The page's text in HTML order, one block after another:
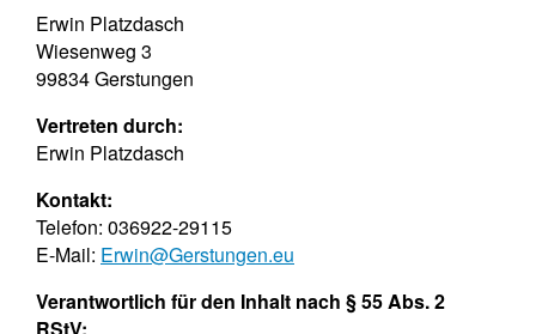
Erwin Platzdasch
Wiesenweg 3
99834 Gerstungen
Vertreten durch:
Erwin Platzdasch
Kontakt:
Telefon: 036922-29115
E-Mail: Erwin@Gerstungen.eu
Verantwortlich für den Inhalt nach § 55 Abs. 2
RStV: